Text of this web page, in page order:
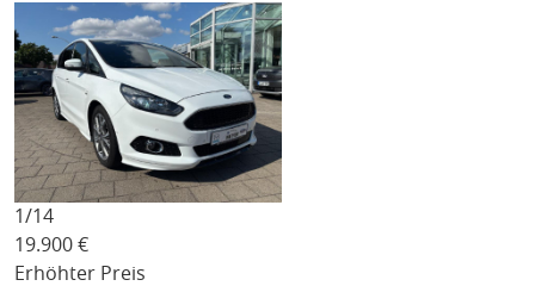
1/14
19.900 €
Erhöhter Preis